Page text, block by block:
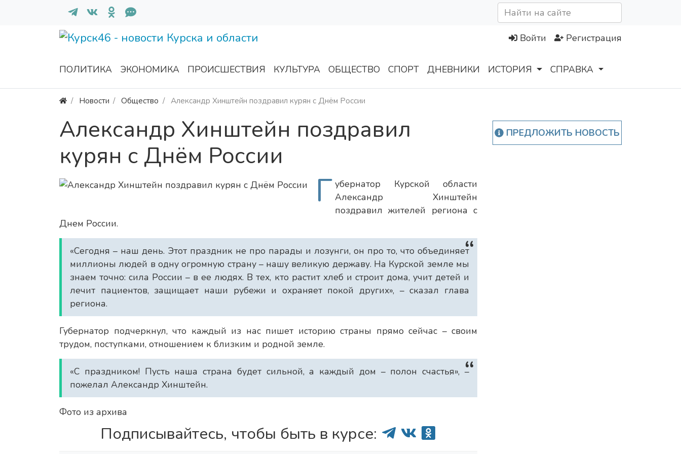
Войти Регистрация
ПОЛИТИКА ЭКОНОМИКА ПРОИСШЕСТВИЯ КУЛЬТУРА ОБЩЕСТВО СПОРТ ДНЕВНИКИ ИСТОРИЯ СПРАВКА
Новости Общество Александр Хинштейн поздравил курян с Днём России
Александр Хинштейн поздравил
курян с Днём России
Г убернатор Курской области
Александр Хинштейн
поздравил жителей региона с
Днем России.
«Сегодня – наш день. Этот праздник не про парады и лозунги, он про то, что объединяет
миллионы людей в одну огромную страну – нашу великую державу. На Курской земле мы
знаем точно: сила России – в ее людях. В тех, кто растит хлеб и строит дома, учит детей и
лечит пациентов, защищает наши рубежи и охраняет покой других», – сказал глава
региона.
Губернатор подчеркнул, что каждый из нас пишет историю страны прямо сейчас – своим
трудом, поступками, отношением к близким и родной земле.
«С праздником! Пусть наша страна будет сильной, а каждый дом – полон счастья», –
пожелал Александр Хинштейн.
Фото из архива
Подписывайтесь, чтобы быть в курсе:
ПРЕДЛОЖИТЬ НОВОСТЬ